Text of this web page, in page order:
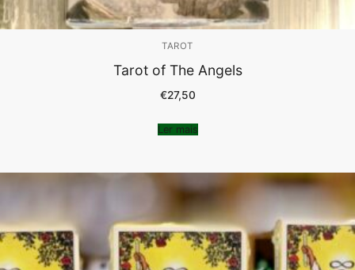
TAROT
Tarot of The Angels
€27,50
Ler mais